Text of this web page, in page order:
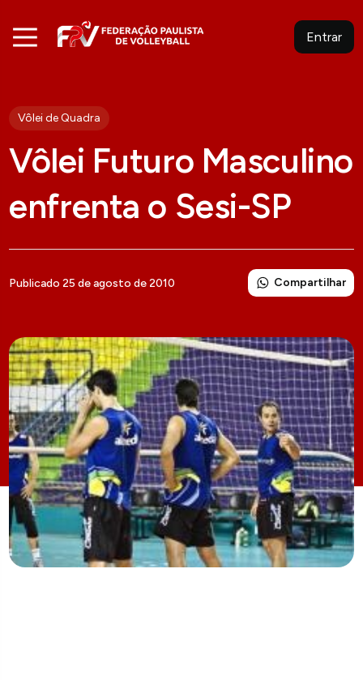
Entrar
Vôlei de Quadra
Vôlei Futuro Masculino
enfrenta o Sesi-SP
Publicado 25 de agosto de 2010 Compartilhar